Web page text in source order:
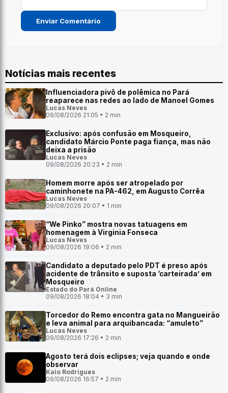
Notícias mais recentes
Influenciadora pivô de polêmica no Pará
reaparece nas redes ao lado de Manoel Gomes
Lucas Neves
09/08/2026 21:05 • 2 min
Exclusivo: após confusão em Mosqueiro,
candidato Márcio Ponte paga fiança, mas não
deixa a prisão
Lucas Neves
09/08/2026 20:23 • 2 min
Homem morre após ser atropelado por
caminhonete na PA-462, em Augusto Corrêa
Lucas Neves
09/08/2026 20:07 • 1 min
“We Pinko” mostra novas tatuagens em
homenagem à Virginia Fonseca
Lucas Neves
09/08/2026 19:06 • 2 min
Candidato a deputado pelo PDT é preso após
acidente de trânsito e suposta ‘carteirada’ em
Mosqueiro
Estado do Pará Online
09/08/2026 18:04 • 3 min
Torcedor do Remo encontra gata no Mangueirão
e leva animal para arquibancada: “amuleto”
Lucas Neves
09/08/2026 17:26 • 2 min
Agosto terá dois eclipses; veja quando e onde
observar
Kaio Rodrigues
09/08/2026 16:57 • 2 min